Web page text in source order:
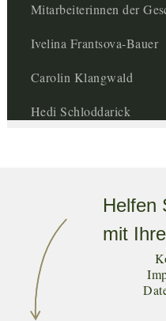
Mitarbeiterinnen der
Ivelina Frantsova-Bauer
Carolin Klangwald
Hedi Schloddarick
Helfen
mit